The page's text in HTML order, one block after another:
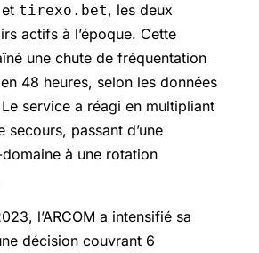
et tirexo.bet, les deux
actifs à l’époque. Cette
une chute de fréquentation
48 heures, selon les données
service a réagi en multipliant
secours, passant d’une
à une rotation
l’ARCOM a intensifié sa
décision couvrant 6